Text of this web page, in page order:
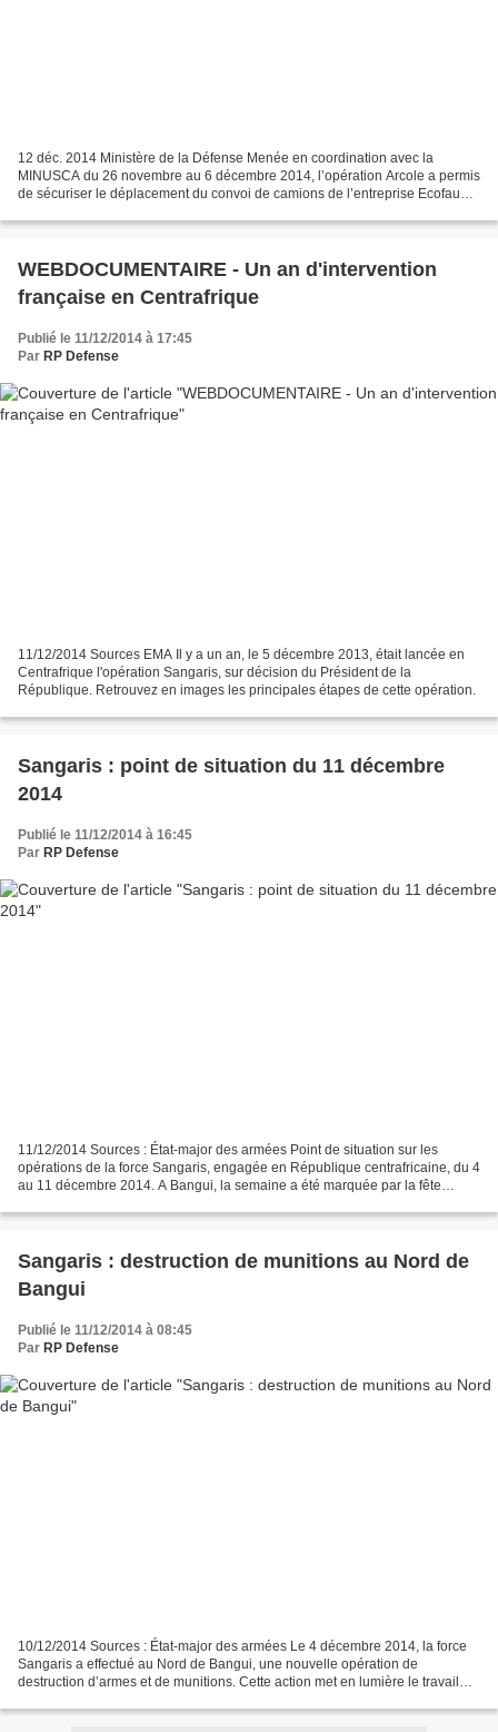
12 déc. 2014 Ministère de la Défense Menée en coordination avec la
MINUSCA du 26 novembre au 6 décembre 2014, l’opération Arcole a permis
de sécuriser le déplacement du convoi de camions de l’entreprise Ecofaune,
WEBDOCUMENTAIRE - Un an d'intervention
française en Centrafrique
Publié le 11/12/2014 à 17:45
Par RP Defense
11/12/2014 Sources EMA Il y a un an, le 5 décembre 2013, était lancée en
Centrafrique l'opération Sangaris, sur décision du Président de la
République. Retrouvez en images les principales étapes de cette opération.
Sangaris : point de situation du 11 décembre
2014
Publié le 11/12/2014 à 16:45
Par RP Defense
11/12/2014 Sources : État-major des armées Point de situation sur les
opérations de la force Sangaris, engagée en République centrafricaine, du 4
au 11 décembre 2014. A Bangui, la semaine a été marquée par la fête
Sangaris : destruction de munitions au Nord de
Bangui
Publié le 11/12/2014 à 08:45
Par RP Defense
10/12/2014 Sources : État-major des armées Le 4 décembre 2014, la force
Sangaris a effectué au Nord de Bangui, une nouvelle opération de
destruction d’armes et de munitions. Cette action met en lumière le travail